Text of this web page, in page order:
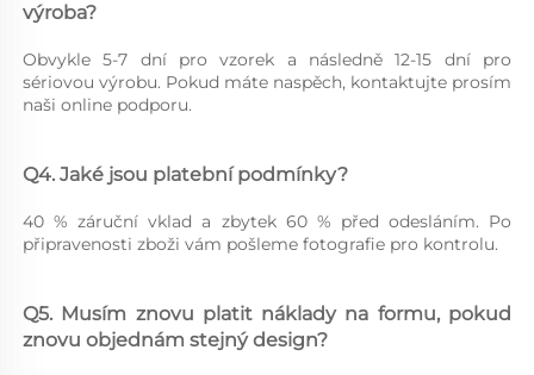
výroba?
Obvykle 5-7 dní pro vzorek a následně 12-15 dní pro
sériovou výrobu. Pokud máte naspěch, kontaktujte prosím
naši online podporu.
Q4. Jaké jsou platební podmínky?
40 % záruční vklad a zbytek 60 % před odesláním. Po
připravenosti zboži vám pošleme fotografie pro kontrolu.
Q5. Musím znovu platit náklady na formu, pokud
znovu objednám stejný design?